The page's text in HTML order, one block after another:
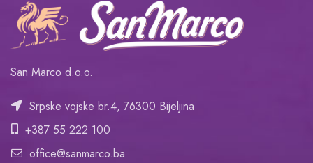
San Marco d.o.o.
Srpske vojske br.4, 76300 Bijeljina
+387 55 222 100
office@sanmarco.ba